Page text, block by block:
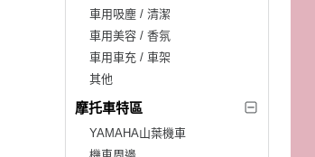
車用吸塵 / 清潔
車用美容 / 香氛
車用車充 / 車架
其他
摩托車特區
YAMAHA山葉機車